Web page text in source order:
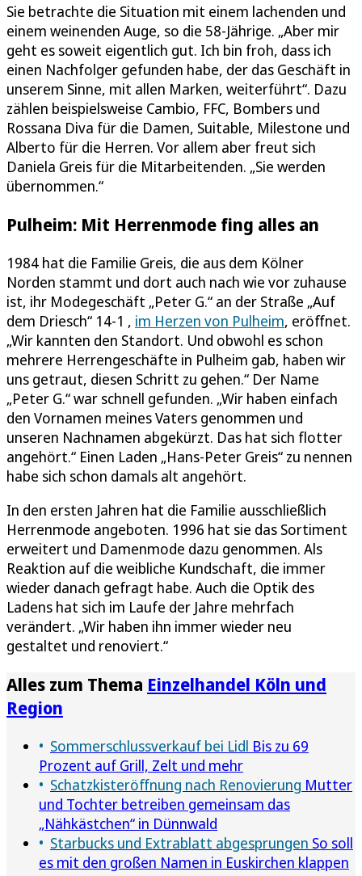
Sie betrachte die Situation mit einem lachenden und
einem weinenden Auge, so die 58-Jährige. „Aber mir
geht es soweit eigentlich gut. Ich bin froh, dass ich
einen Nachfolger gefunden habe, der das Geschäft in
unserem Sinne, mit allen Marken, weiterführt“. Dazu
zählen beispielsweise Cambio, FFC, Bombers und
Rossana Diva für die Damen, Suitable, Milestone und
Alberto für die Herren. Vor allem aber freut sich
Daniela Greis für die Mitarbeitenden. „Sie werden
übernommen.“
Pulheim: Mit Herrenmode fing alles an
1984 hat die Familie Greis, die aus dem Kölner
Norden stammt und dort auch nach wie vor zuhause
ist, ihr Modegeschäft „Peter G.“ an der Straße „Auf
dem Driesch“ 14-1 , im Herzen von Pulheim, eröffnet.
„Wir kannten den Standort. Und obwohl es schon
mehrere Herrengeschäfte in Pulheim gab, haben wir
uns getraut, diesen Schritt zu gehen.“ Der Name
„Peter G.“ war schnell gefunden. „Wir haben einfach
den Vornamen meines Vaters genommen und
unseren Nachnamen abgekürzt. Das hat sich flotter
angehört.“ Einen Laden „Hans-Peter Greis“ zu nennen
habe sich schon damals alt angehört.
In den ersten Jahren hat die Familie ausschließlich
Herrenmode angeboten. 1996 hat sie das Sortiment
erweitert und Damenmode dazu genommen. Als
Reaktion auf die weibliche Kundschaft, die immer
wieder danach gefragt habe. Auch die Optik des
Ladens hat sich im Laufe der Jahre mehrfach
verändert. „Wir haben ihn immer wieder neu
gestaltet und renoviert.“
Alles zum Thema Einzelhandel Köln und
Region
Sommerschlussverkauf bei Lidl Bis zu 69
Prozent auf Grill, Zelt und mehr
Schatzkisteröffnung nach Renovierung Mutter
und Tochter betreiben gemeinsam das
„Nähkästchen“ in Dünnwald
Starbucks und Extrablatt abgesprungen So soll
es mit den großen Namen in Euskirchen klappen